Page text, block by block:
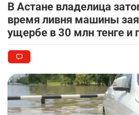
9
🎬 Умер известный
кинорежиссёр Ардак
10
2341 1 22
В Астане владелица
время ливня машины
ущербе в 30 млн тенге и